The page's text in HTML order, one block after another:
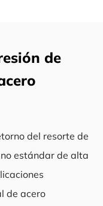
de
del resorte de
estándar de alta
de acero